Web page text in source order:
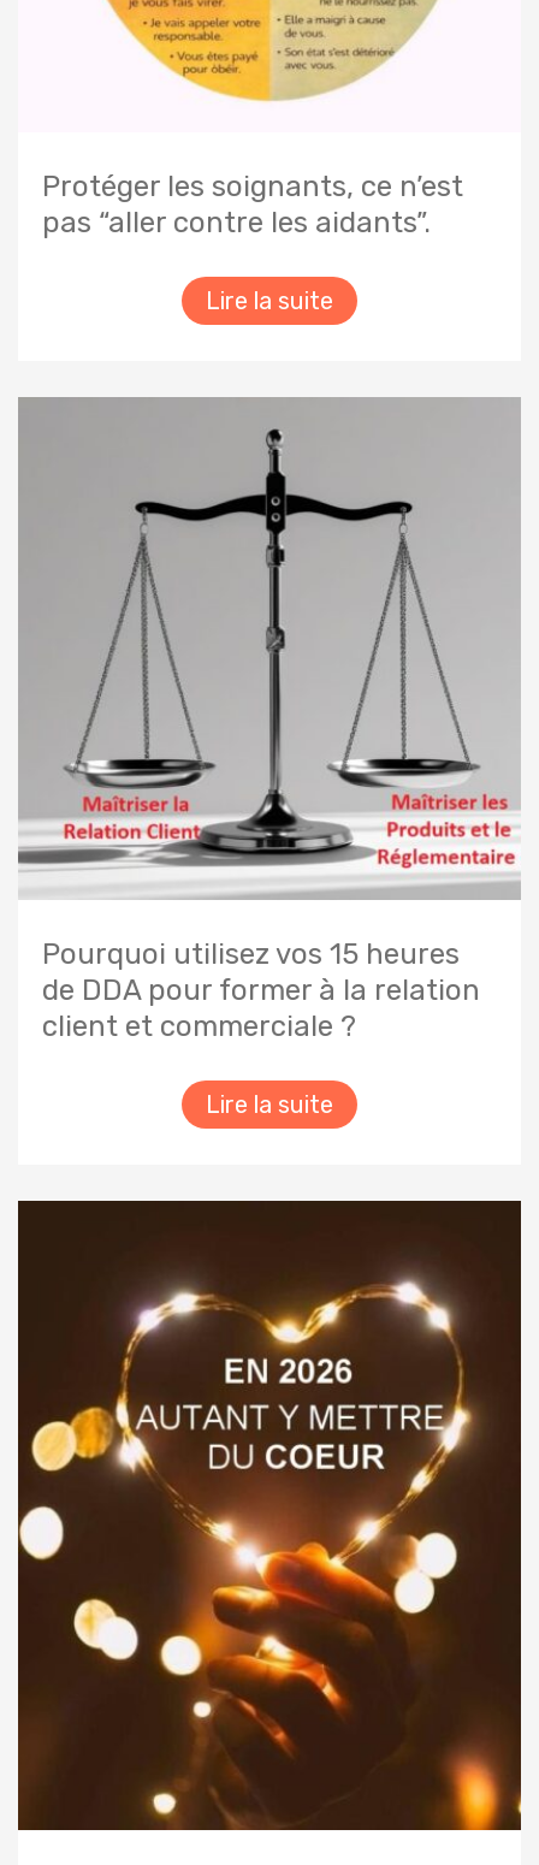
Protéger les soignants, ce n’est
pas “aller contre les aidants”.
Lire la suite
Pourquoi utilisez vos 15 heures
de DDA pour former à la relation
client et commerciale ?
Lire la suite